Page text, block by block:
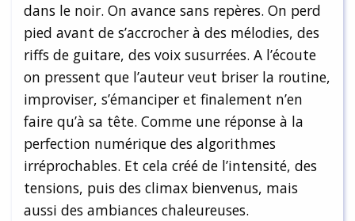
dans le noir. On avance sans repères. On perd
pied avant de s’accrocher à des mélodies, des
riffs de guitare, des voix susurrées. A l’écoute
on pressent que l’auteur veut briser la routine,
improviser, s’émanciper et finalement n’en
faire qu’à sa tête. Comme une réponse à la
perfection numérique des algorithmes
irréprochables. Et cela créé de l’intensité, des
tensions, puis des climax bienvenus, mais
aussi des ambiances chaleureuses.